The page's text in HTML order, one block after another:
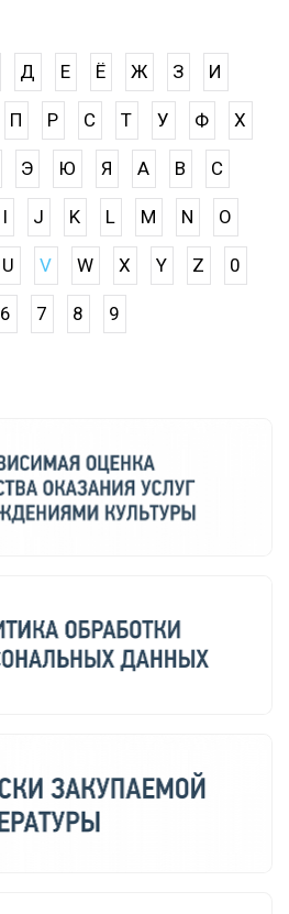
Д Е Ё Ж З И
П Р С Т У Ф Х
Э Ю Я A B C
I J K L M N O
U V W X Y Z 0
6 7 8 9